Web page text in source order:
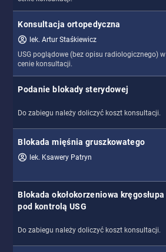
Konsultacja ortopedyczna
USG poglądowe (bez opisu radiologicznego) w
cenie konsultacji.
lek. Artur Staśkiewicz
Podanie blokady sterydowej
Do zabiegu należy doliczyć koszt konsultacji.
Blokada mięśnia gruszkowatego
lek. Ksawery Patryn
Blokada okołokorzeniowa kręgosłupa
pod kontrolą USG
Do zabiegu należy doliczyć koszt konsultacji.